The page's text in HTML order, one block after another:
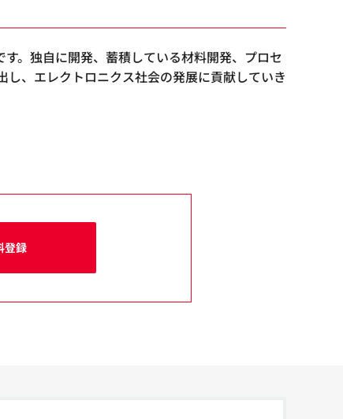
。独自に開発、蓄積している材料開発、プロセ
、エレクトロニクス社会の発展に貢献していき
登録